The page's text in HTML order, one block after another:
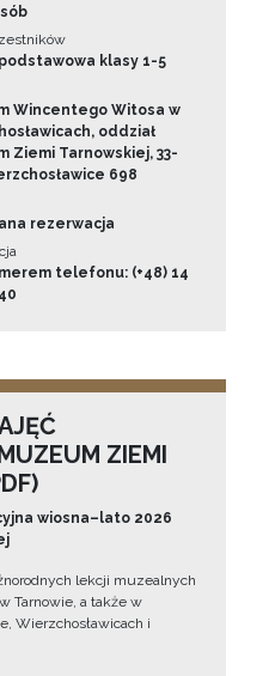
klasy 1-5
Wincentego Witosa w
oddział
Ziemi Tarnowskiej, 33-
698
rezerwacja
telefonu: (+48) 14
ZIEMI
wiosna–lato 2026
lekcji muzealnych
Tarnowie, a także w
Wierzchosławicach i